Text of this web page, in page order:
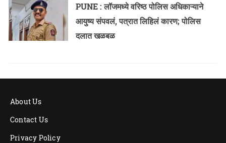
PUNE : लॉजमध्ये वरिष्ठ पोलिस अधिकाऱ्याने
आयुष्य संपवलं, पत्रात लिहिलं कारण; पोलिस
दलात खळबळ
About Us
Contact Us
Privacy Policy